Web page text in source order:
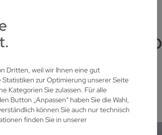
Dritten, weil wir Ihnen eine gut
zur Optimierung unserer Seite
Kategorien Sie zulassen. Für alle
Button „Anpassen“ haben Sie die Wahl,
können Sie auch nur technisch
finden Sie in unserer
VGRIND